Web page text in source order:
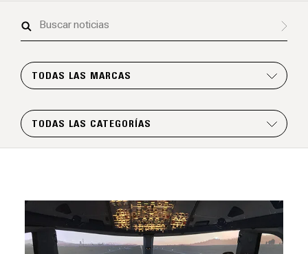
Buscar
TODAS LAS MARCAS
TODAS LAS CATEGORÍAS